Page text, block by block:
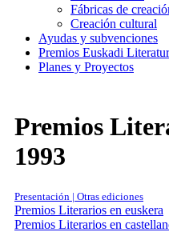
Fábricas de
Creación cultural
Ayudas y subvenciones
Premios Euskadi
Planes y Proyectos
Premios
1993
Presentación | Otras ediciones
Premios Literarios en euskera
Premios Literarios en